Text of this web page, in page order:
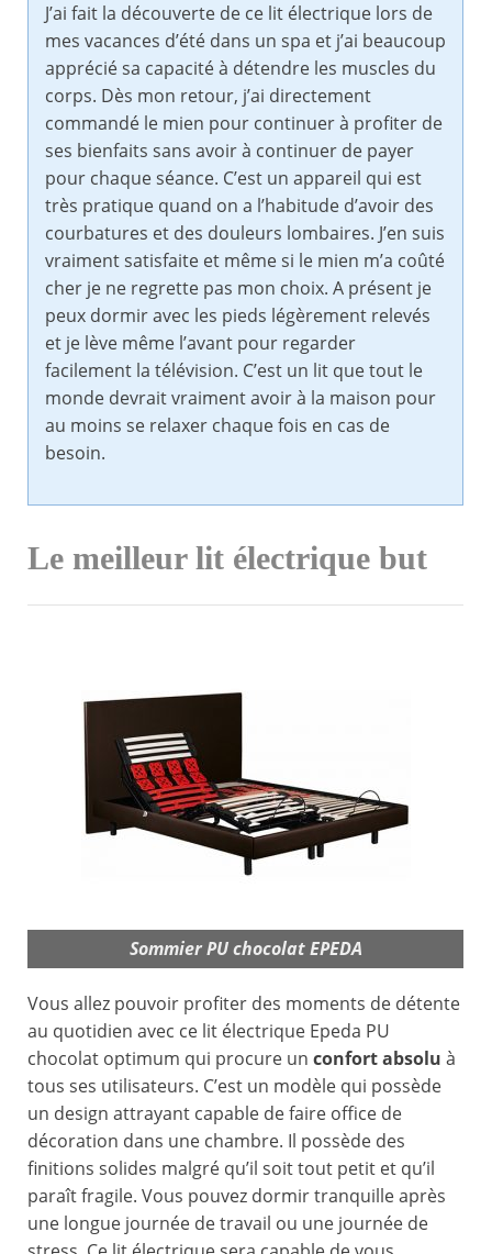
J’ai fait la découverte de ce lit électrique lors de
mes vacances d’été dans un spa et j’ai beaucoup
apprécié sa capacité à détendre les muscles du
corps. Dès mon retour, j’ai directement
commandé le mien pour continuer à profiter de
ses bienfaits sans avoir à continuer de payer
pour chaque séance. C’est un appareil qui est
très pratique quand on a l’habitude d’avoir des
courbatures et des douleurs lombaires. J’en suis
vraiment satisfaite et même si le mien m’a coûté
cher je ne regrette pas mon choix. A présent je
peux dormir avec les pieds légèrement relevés
et je lève même l’avant pour regarder
facilement la télévision. C’est un lit que tout le
monde devrait vraiment avoir à la maison pour
au moins se relaxer chaque fois en cas de
besoin.
Le meilleur lit électrique but
Sommier PU chocolat EPEDA
Vous allez pouvoir profiter des moments de détente
au quotidien avec ce lit électrique Epeda PU
chocolat optimum qui procure un confort absolu à
tous ses utilisateurs. C’est un modèle qui possède
un design attrayant capable de faire office de
décoration dans une chambre. Il possède des
finitions solides malgré qu’il soit tout petit et qu’il
paraît fragile. Vous pouvez dormir tranquille après
une longue journée de travail ou une journée de